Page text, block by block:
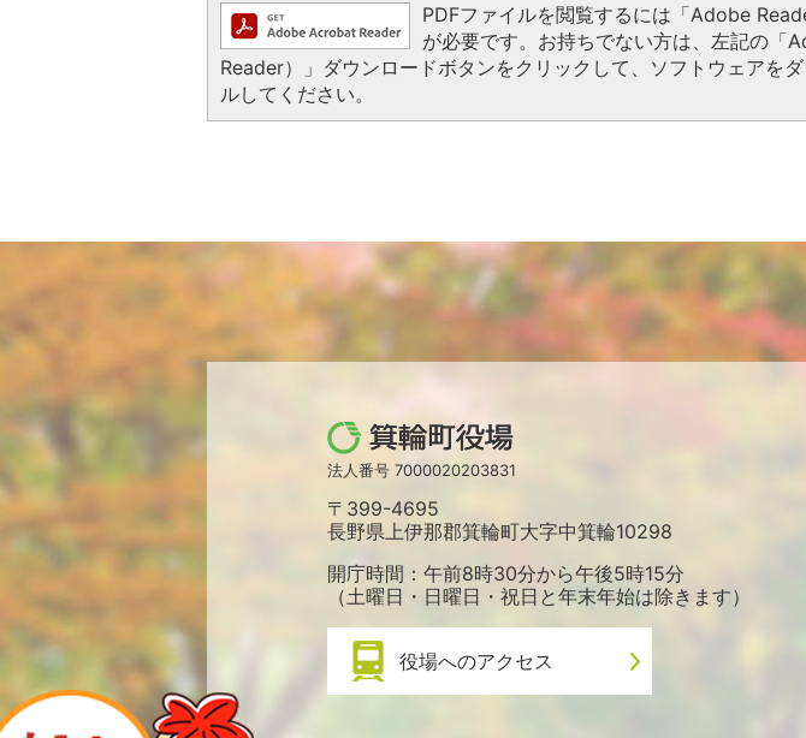
PDFファイルを閲覧するには「Adobe
が必要です。お持ちでない方は、左記の「
Reader）」ダウンロードボタンをクリックして、ソフトウェアを
ルしてください。
箕
輪
町
役
場
法人番号 7000020203831
〒399-4695
長野県上伊那郡箕輪町大字中箕輪10298
開庁時間：午前8時30分から午後5時15分
（土曜日・日曜日・祝日と年末年始は除きます）
役場へのアクセス